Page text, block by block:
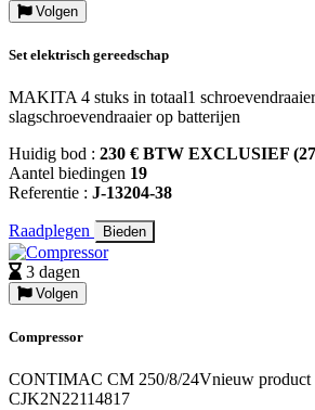
Volgen
Set elektrisch gereedschap
MAKITA 4 stuks in totaal1
slagschroevendraaier op batterijen
Huidig bod : 230 € BTW EXCLUSIEF
Aantel biedingen 19
Referentie : J-13204-38
Raadplegen Bieden
3 dagen
Volgen
Compressor
CONTIMAC CM 250/8/24Vnieuw product
CJK2N22114817